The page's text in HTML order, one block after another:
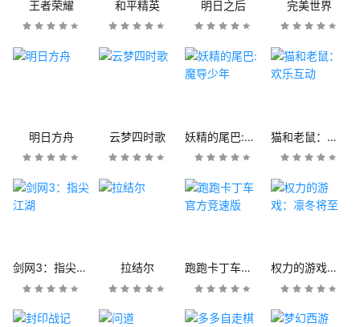
王者荣耀 和平精英 明日之后 完美世界
明日方舟 云梦四时歌 妖精的尾巴:魔导少年 猫和老鼠：欢乐互动
剑网3：指尖江湖 拉结尔 跑跑卡丁车官方竞速版 权力的游戏：凛冬将至